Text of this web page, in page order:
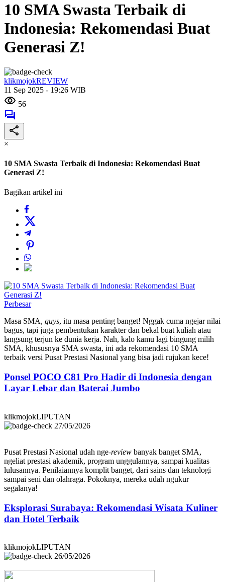
10 SMA Swasta Terbaik di
Indonesia: Rekomendasi Buat
Generasi Z!
klikmojokREVIEW
11 Sep 2025 - 19:26 WIB
56
×
10 SMA Swasta Terbaik di Indonesia: Rekomendasi Buat
Generasi Z!
Bagikan artikel ini
Perbesar
Masa SMA, guys, itu masa penting banget! Nggak cuma ngejar nilai
bagus, tapi juga pembentukan karakter dan bekal buat kuliah atau
langsung terjun ke dunia kerja. Nah, kalo kamu lagi bingung milih
SMA, khususnya SMA swasta, ini ada rekomendasi 10 SMA
terbaik versi Pusat Prestasi Nasional yang bisa jadi rujukan kece!
Ponsel POCO C81 Pro Hadir di Indonesia dengan
Layar Lebar dan Baterai Jumbo
klikmojokLIPUTAN
27/05/2026
Pusat Prestasi Nasional udah nge-review banyak banget SMA,
ngeliat prestasi akademik, program unggulannya, sampai kualitas
lulusannya. Penilaiannya komplit banget, dari sains dan teknologi
sampai seni dan olahraga. Pokoknya, mereka udah ngukur
segalanya!
Eksplorasi Surabaya: Rekomendasi Wisata Kuliner
dan Hotel Terbaik
klikmojokLIPUTAN
26/05/2026